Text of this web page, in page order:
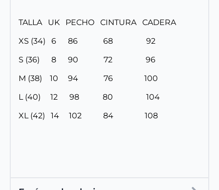
TALLA UK PECHO CINTURA CADERA
XS (34) 6 86 68 92
S (36) 8 90 72 96
M (38) 10 94 76 100
L (40) 12 98 80 104
XL (42) 14 102 84 108